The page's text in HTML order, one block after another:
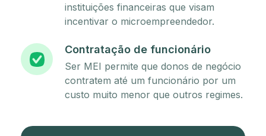
instituições financeiras que visam
incentivar o microempreendedor.
Contratação de funcionário
Ser MEI permite que donos de negócio
contratem até um funcionário por um
custo muito menor que outros regimes.